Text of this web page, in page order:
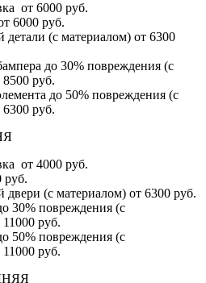
от 6000 руб.
6000 руб.
детали (с материалом) от 6300
до 30% повреждения (с
8500 руб.
до 50% повреждения (с
6300 руб.
от 4000 руб.
руб.
двери (с материалом) от 6300 руб.
30% повреждения (с
руб.
50% повреждения (с
руб.